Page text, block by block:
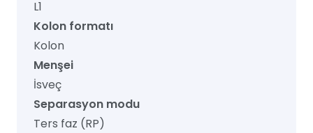
L1
Kolon formatı
Kolon
Menşei
İsveç
Separasyon modu
Ters faz (RP)